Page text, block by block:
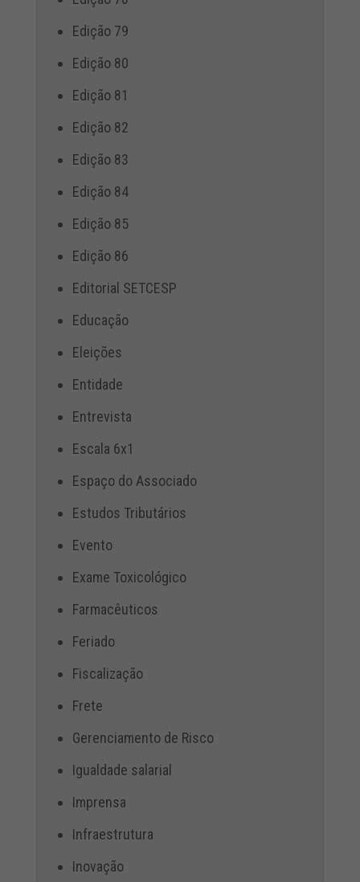
Edição 79
Edição 80
Edição 81
Edição 82
Edição 83
Edição 84
Edição 85
Edição 86
Editorial SETCESP
Educação
Eleições
Entidade
Entrevista
Escala 6x1
Espaço do Associado
Estudos Tributários
Evento
Exame Toxicológico
Farmacêuticos
Feriado
Fiscalização
Frete
Gerenciamento de Risco
Igualdade salarial
Imprensa
Infraestrutura
Inovação